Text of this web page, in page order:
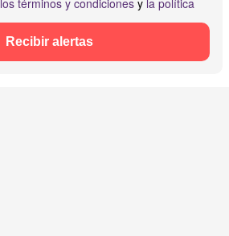
los términos y condiciones y la política
Recibir alertas